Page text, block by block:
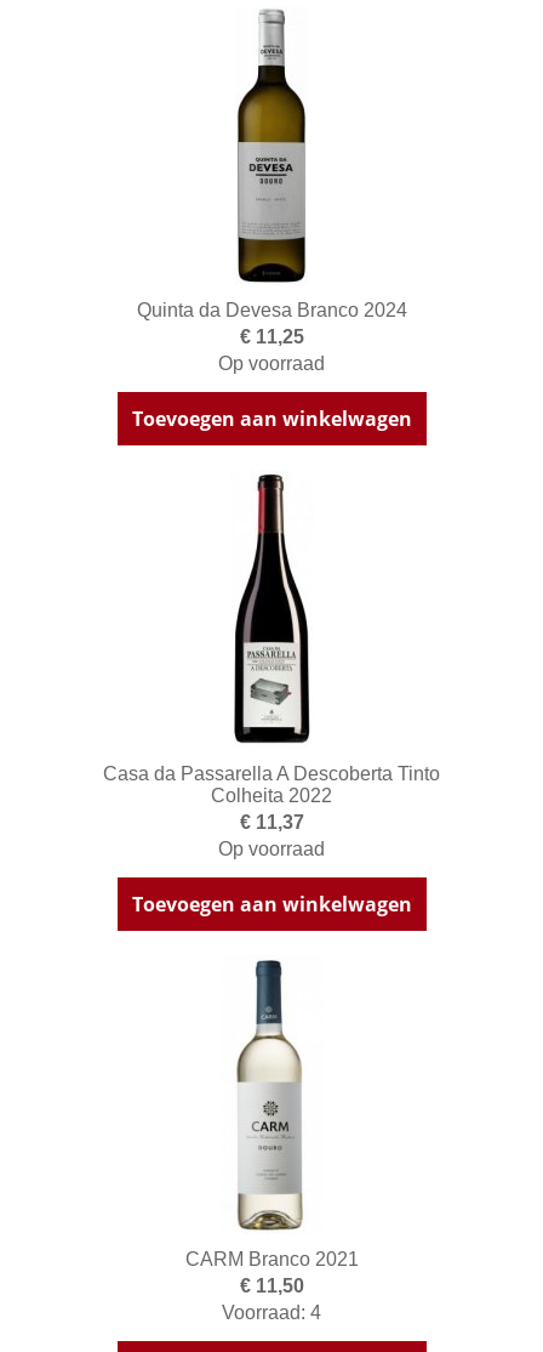
Quinta da Devesa Branco 2024
€ 11,25
Op voorraad
Toevoegen aan winkelwagen
Casa da Passarella A Descoberta Tinto
Colheita 2022
€ 11,37
Op voorraad
Toevoegen aan winkelwagen
CARM Branco 2021
€ 11,50
Voorraad: 4